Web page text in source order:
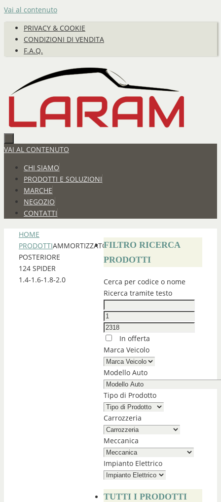
Vai al contenuto
PRIVACY & COOKIE
CONDIZIONI DI VENDITA
F.A.Q.
VAI AL CONTENUTO
CHI SIAMO
PRODOTTI E SOLUZIONI
MARCHE
NEGOZIO
CONTATTI
HOME
PRODOTTIAMMORTIZZATORE
POSTERIORE
124 SPIDER
1.4-1.6-1.8-2.0
FILTRO RICERCA
PRODOTTI
Cerca per codice o nome
Ricerca tramite testo
In offerta
Marca Veicolo
Modello Auto
Tipo di Prodotto
Carrozzeria
Meccanica
Impianto Elettrico
TUTTI I PRODOTTI